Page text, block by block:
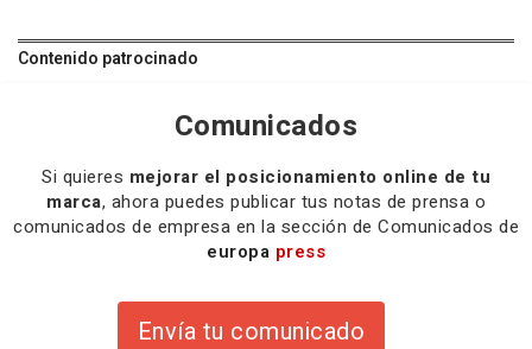
Contenido patrocinado
Comunicados
Si quieres mejorar el posicionamiento online de tu
marca, ahora puedes publicar tus notas de prensa o
comunicados de empresa en la sección de Comunicados de
europa press
Envía tu comunicado